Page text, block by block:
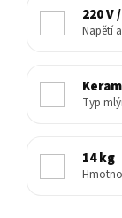
220 V
Napětí
Typ
14 kg